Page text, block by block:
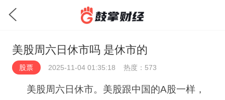
美股周六日休市吗 是休市的
股票 2025-11-04 01:35:18 热度：573
美股周六日休市。美股跟中国的A股一样，